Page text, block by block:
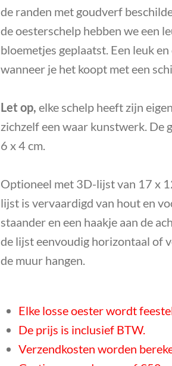
de randen met goudverf
de oesterschelp hebben we een
bloemetjes geplaatst. Een leuk
wanneer je het koopt met een
Let op, elke schelp heeft zijn
zichzelf een waar kunstwerk. De
6 x 4 cm.
Optioneel met 3D-lijst van 17 x
lijst is vervaardigd van hout en
staander en een haakje aan de
de lijst eenvoudig horizontaal of
de muur hangen.
Elke losse oester wordt
De prijs is inclusief BTW.
Verzendkosten worden